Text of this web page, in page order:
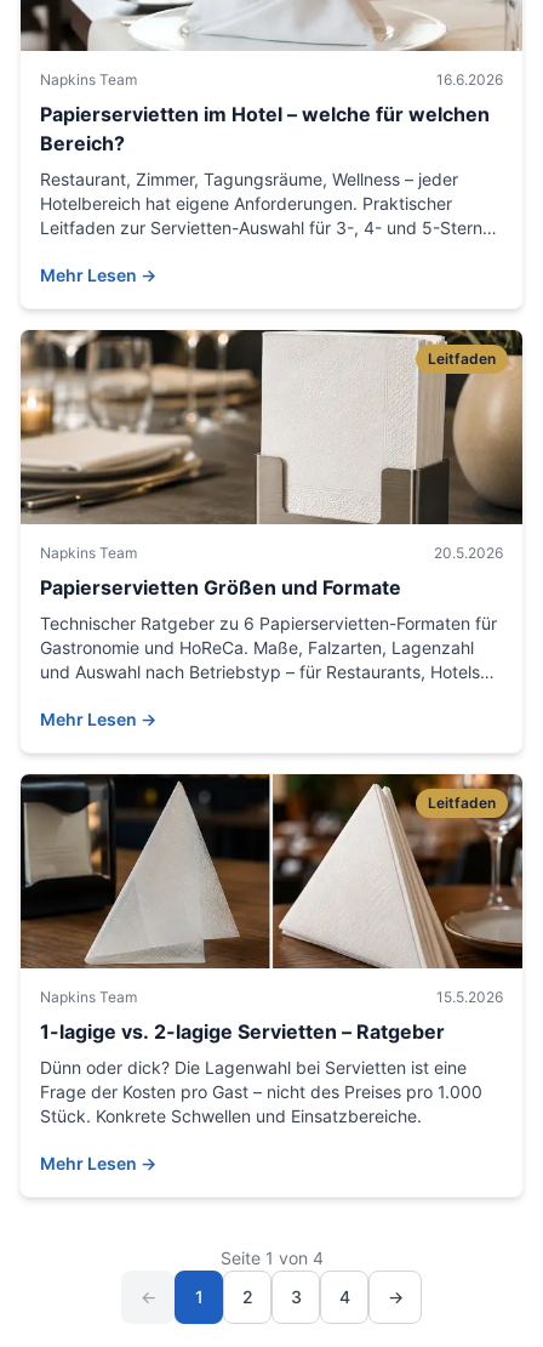
Napkins Team 16.6.2026
Papierservietten im Hotel – welche für welchen
Bereich?
Restaurant, Zimmer, Tagungsräume, Wellness – jeder
Hotelbereich hat eigene Anforderungen. Praktischer
Leitfaden zur Servietten-Auswahl für 3-, 4- und 5-Sterne-
Mehr Lesen →
Leitfaden
Napkins Team 20.5.2026
Papierservietten Größen und Formate
Technischer Ratgeber zu 6 Papierservietten-Formaten für
Gastronomie und HoReCa. Maße, Falzarten, Lagenzahl
und Auswahl nach Betriebstyp – für Restaurants, Hotels
Mehr Lesen →
Leitfaden
Napkins Team 15.5.2026
1-lagige vs. 2-lagige Servietten – Ratgeber
Dünn oder dick? Die Lagenwahl bei Servietten ist eine
Frage der Kosten pro Gast – nicht des Preises pro 1.000
Stück. Konkrete Schwellen und Einsatzbereiche.
Mehr Lesen →
Seite 1 von 4
←
1 2 3 4 →